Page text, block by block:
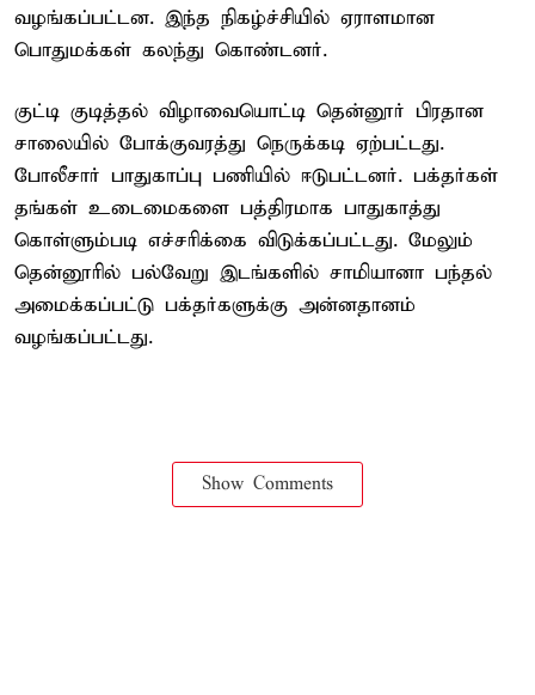
வழங்கப்பட்டன. இந்த நிகழ்ச்சியில் ஏராளமான
பொதுமக்கள் கலந்து கொண்டனர்.
குட்டி குடித்தல் விழாவையொட்டி தென்னூர் பிரதான
சாலையில் போக்குவரத்து நெருக்கடி ஏற்பட்டது.
போலீசார் பாதுகாப்பு பணியில் ஈடுபட்டனர். பக்தர்கள்
தங்கள் உடைமைகளை பத்திரமாக பாதுகாத்து
கொள்ளும்படி எச்சரிக்கை விடுக்கப்பட்டது. மேலும்
தென்னூரில் பல்வேறு இடங்களில் சாமியானா பந்தல்
அமைக்கப்பட்டு பக்தர்களுக்கு அன்னதானம்
வழங்கப்பட்டது.
Show Comments